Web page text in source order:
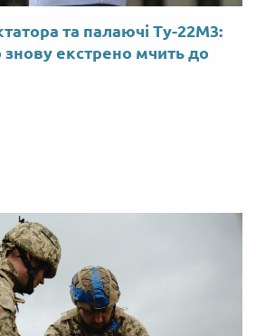
та палаючі Ту-22М3:
екстрено мчить до